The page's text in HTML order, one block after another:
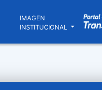
IMAGEN
INSTITUCIONAL